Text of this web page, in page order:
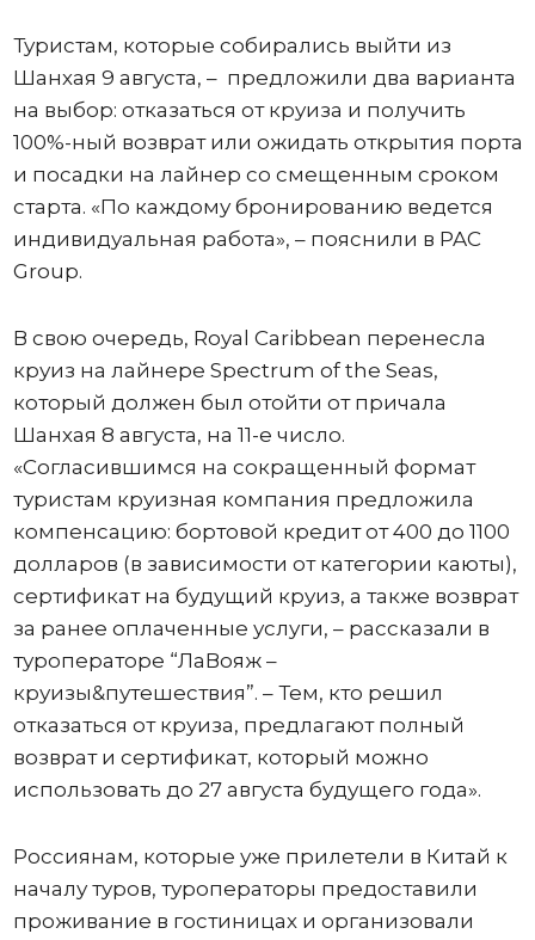
Туристам, которые собирались выйти из
Шанхая 9 августа, – предложили два варианта
на выбор: отказаться от круиза и получить
100%-ный возврат или ожидать открытия порта
и посадки на лайнер со смещенным сроком
старта. «По каждому бронированию ведется
индивидуальная работа», – пояснили в PAC
Group.
В свою очередь, Royal Caribbean перенесла
круиз на лайнере Spectrum of the Seas,
который должен был отойти от причала
Шанхая 8 августа, на 11-е число.
«Согласившимся на сокращенный формат
туристам круизная компания предложила
компенсацию: бортовой кредит от 400 до 1100
долларов (в зависимости от категории каюты),
сертификат на будущий круиз, а также возврат
за ранее оплаченные услуги, – рассказали в
туроператоре “ЛаВояж –
круизы&путешествия”. – Тем, кто решил
отказаться от круиза, предлагают полный
возврат и сертификат, который можно
использовать до 27 августа будущего года».
Россиянам, которые уже прилетели в Китай к
началу туров, туроператоры предоставили
проживание в гостиницах и организовали